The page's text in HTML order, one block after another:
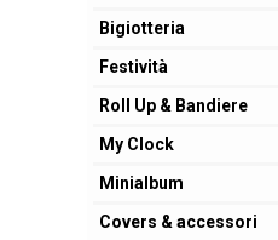
Bigiotteria
Festività
Roll Up & Bandiere
My Clock
Minialbum
Covers & accessori